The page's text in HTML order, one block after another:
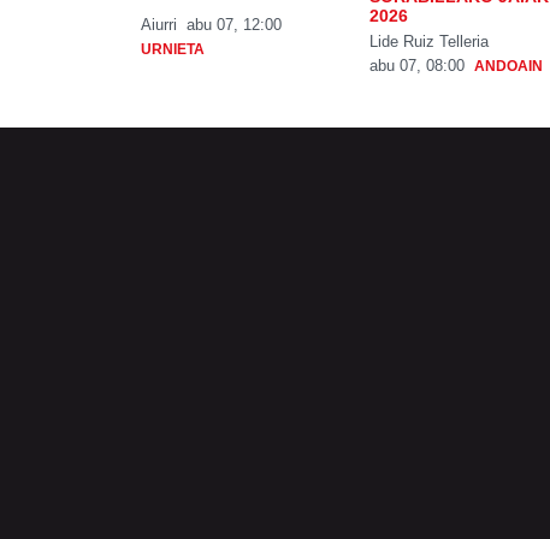
Aiurri abu 07, 12:00
URNIETA
2026
Lide Ruiz Telleria
abu 07, 08:00 ANDOAIN